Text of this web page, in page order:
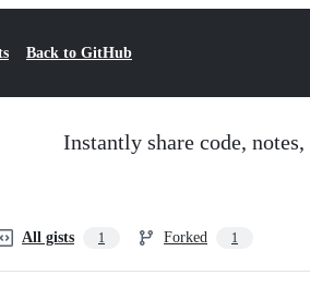
Back to GitHub
Instantly share code, notes,
All gists 1 Forked 1